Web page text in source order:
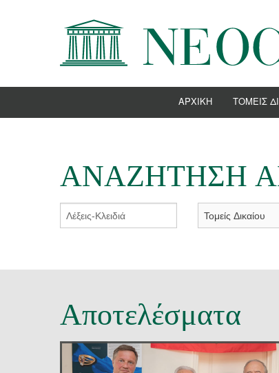
ΑΡΧΙΚΉ TΟΜΕΊΣ
ΕΜΠΟΡΙΚΟ
ΕΡΓΑΤΙΚΟ
ΑΚΙΝΗΤΗ
ΑΝΑΖΉΤΗΣΗ
Αποτελέσματα